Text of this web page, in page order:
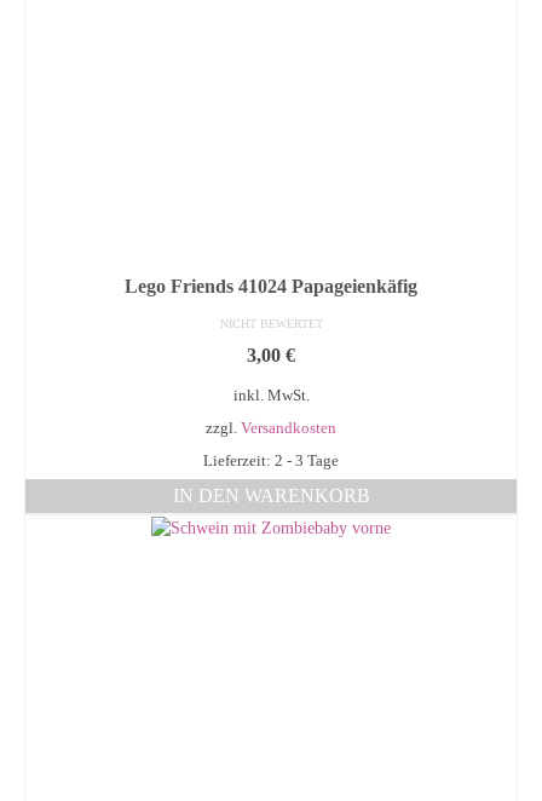
Lego Friends 41024 Papageienkäfig
NICHT BEWERTET
3,00 €
inkl. MwSt.
zzgl. Versandkosten
Lieferzeit: 2 - 3 Tage
IN DEN WARENKORB